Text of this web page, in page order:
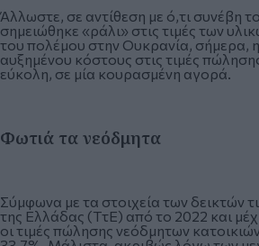
Άλλωστε, σε αντίθεση με ό,τι συνέβη
σημειώθηκε «ράλι» στις τιμές των
του πολέμου στην Ουκρανία, σήμερα,
αυξημένου κόστους στις τιμές πώλησης
εύκολη, σε μία κουρασμένη αγορά.
Φωτιά τα νεόδμητα
Σύμφωνα με τα στοιχεία των δεικτών
της Ελλάδας (ΤτΕ) από το 2022 και
οι τιμές πώλησης νεόδμητων